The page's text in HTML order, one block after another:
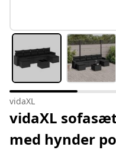
vidaXL
vidaXL
med hynder